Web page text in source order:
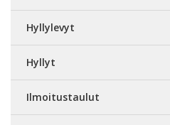
Hyllylevyt
Hyllyt
Ilmoitustaulut